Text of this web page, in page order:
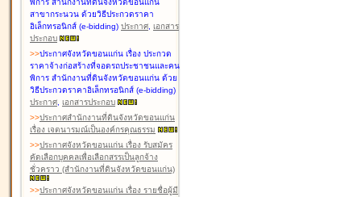
พิการ สำนักงานที่ดินจังหวัดขอนแก่น
สาขากระนวน ด้วยวิธีประกวดราคา
อิเล็กทรอนิกส์ (e-bidding) ประกาศ, เอกสาร
ประกอบ
>>ประกาศจังหวัดขอนแก่น เรื่อง ประกวด
ราคาจ้างก่อสร้างที่จอดรถประชาชนและคน
พิการ สำนักงานที่ดินจังหวัดขอนแก่น ด้วย
วิธีประกวดราคาอิเล็กทรอนิกส์ (e-bidding)
ประกาศ, เอกสารประกอบ
>>ประกาศสำนักงานที่ดินจังหวัดขอนแก่น
เรื่อง เจตนารมณ์เป็นองค์กรคุณธรรม
>>ประกาศจังหวัดขอนแก่น เรื่อง รับสมัคร
คัดเลือกบุคคลเพื่อเลือกสรรเป็นลูกจ้าง
ชั่วคราว (สำนักงานที่ดินจังหวัดขอนแก่น)
>>ประกาศจังหวัดขอนแก่น เรื่อง รายชื่อผู้มี